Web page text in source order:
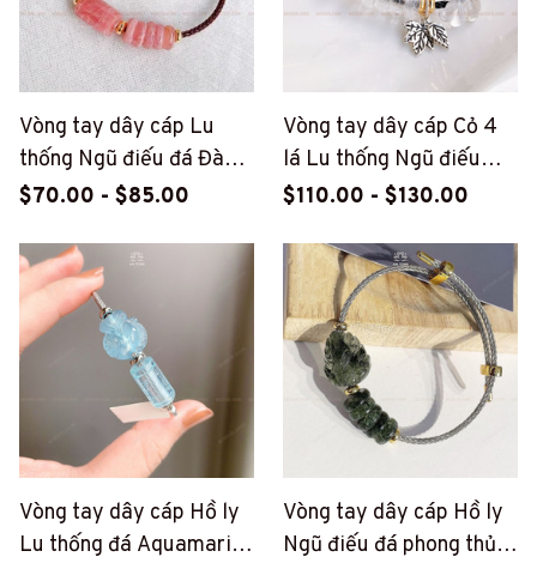
Vòng tay dây cáp Lu
thống Ngũ điếu đá Đào
hoa (PT180)
$70.00 - $85.00
Vòng tay dây cáp Cỏ 4
lá Lu thống Ngũ điếu
mix charm bạc (PT181)
$110.00 - $130.00
Vòng tay dây cáp Hồ ly
Lu thống đá Aquamarine
Vòng tay dây cáp Hồ ly
Ngũ điếu đá phong thủy